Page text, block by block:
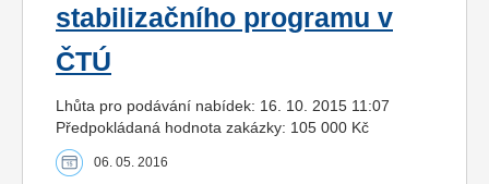
stabilizačního programu v
ČTÚ
Lhůta pro podávání nabídek: 16. 10. 2015 11:07
Předpokládaná hodnota zakázky: 105 000 Kč
06. 05. 2016